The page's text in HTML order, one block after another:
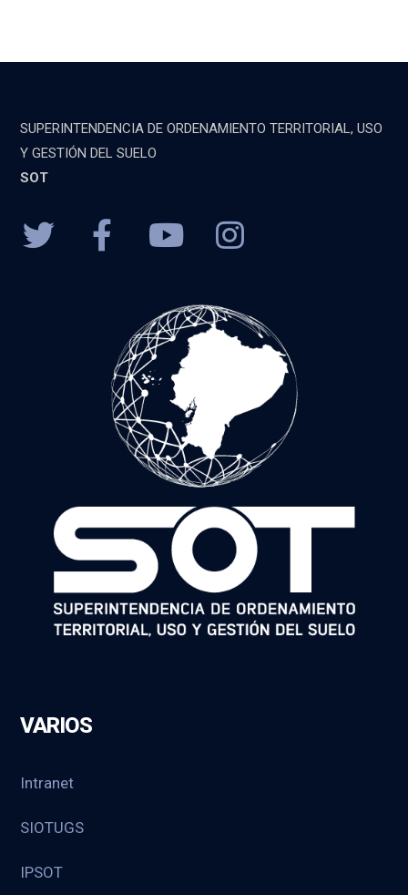
SUPERINTENDENCIA DE ORDENAMIENTO TERRITORIAL, USO
Y GESTIÓN DEL SUELO
SOT
VARIOS
Intranet
SIOTUGS
IPSOT